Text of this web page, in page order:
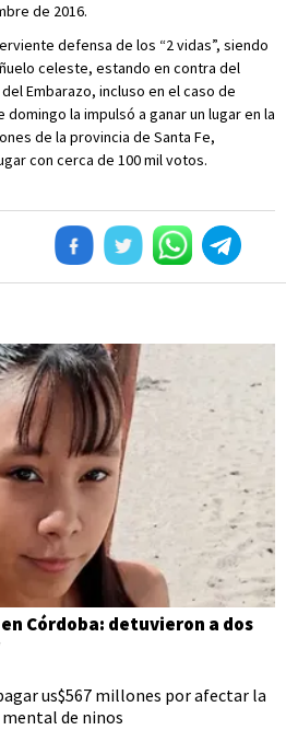
de 2016.
defensa de los “2 vidas”, siendo
celeste, estando en contra del
Embarazo, incluso en el caso de
la impulsó a ganar un lugar en la
de la provincia de Santa Fe,
con cerca de 100 mil votos.
Córdoba: detuvieron a dos